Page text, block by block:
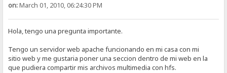
on:March 01, 2010, 06:24:30 PM
Hola, tengo una pregunta importante.
Tengo un servidor web apache funcionando en mi casa con mi
sitio web y me gustaria poner una seccion dentro de mi web en la
que pudiera compartir mis archivos multimedia con hfs.